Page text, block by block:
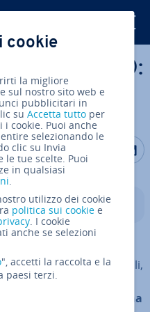
Condividi
prima versione del
la forte con­cor­
Explorer, Firefox e simili,
anni un successo
ad ag­giu­di­car­si una
cookie
la migliore
sul nostro sito web e
pubblicitari in
suAccetta tutto per
cookie. Puoi anche
selezionando le
clic su Invia
le tue scelte. Puoi
in qualsiasi
.
utilizzo dei cookie
politica sui cookie e
. I cookie
anche se selezioni
", accetti la raccolta e la
paesi terzi.